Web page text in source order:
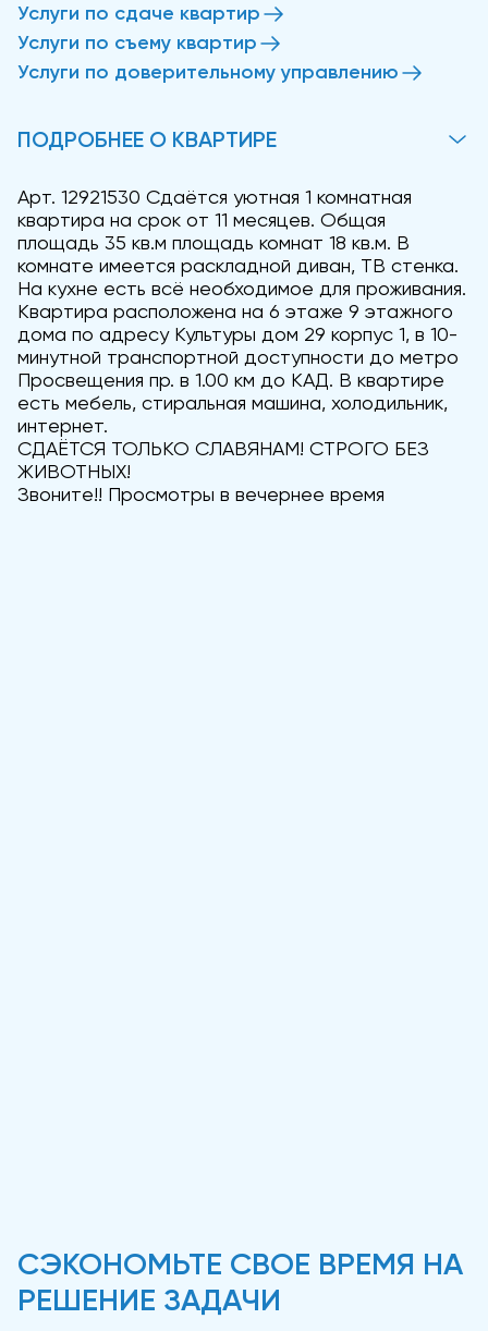
Услуги по сдаче квартир
Услуги по съему квартир
Услуги по доверительному управлению
ПОДРОБНЕЕ О КВАРТИРЕ
Арт. 12921530 Сдаётся уютная 1 комнатная
квартира на срок от 11 месяцев. Общая
площадь 35 кв.м площадь комнат 18 кв.м. В
комнате имеется раскладной диван, ТВ стенка.
На кухне есть всё необходимое для проживания.
Квартира расположена на 6 этаже 9 этажного
дома по адресу Культуры дом 29 корпус 1, в 10-
минутной транспортной доступности до метро
Просвещения пр. в 1.00 км до КАД. В квартире
есть мебель, стиральная машина, холодильник,
интернет.
СДАЁТСЯ ТОЛЬКО СЛАВЯНАМ! СТРОГО БЕЗ
ЖИВОТНЫХ!
Звоните!! Просмотры в вечернее время
СЭКОНОМЬТЕ СВОЕ ВРЕМЯ НА
РЕШЕНИЕ ЗАДАЧИ